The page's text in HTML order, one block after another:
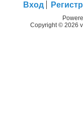
Вход
Copyright © 2026